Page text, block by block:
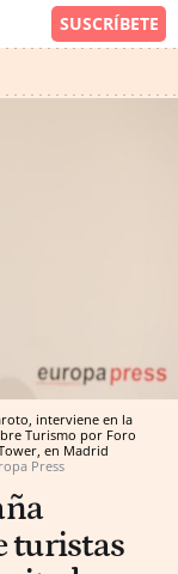
interviene en la
Turismo por Foro
en Madrid
Press
turistas